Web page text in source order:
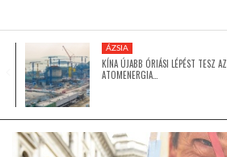
ÁZSIA
ÁZSIA
KÍNA ÚJABB ÓRIÁSI LÉPÉST TESZ AZ
ATOMENERGIA…